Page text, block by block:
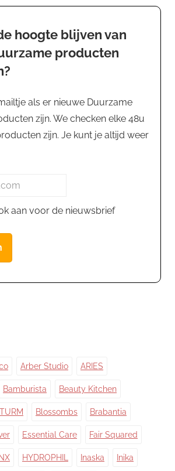
hoogte blijven van
producten
als er nieuwe Duurzame
zijn. We checken elke 48u
zijn. Je kunt je altijd weer
aan voor de nieuwsbrief
Arber Studio ARIES
Bamburista Beauty Kitchen
Blossombs Brabantia
Essential Care Fair Squared
HYDROPHIL Inaska Inika